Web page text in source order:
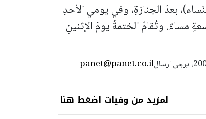
بعدَ الجنازةِ، وفي يومي الأحدِ
مساءً. وتُقامُ الختمةُ يومَ الإثنينِ
panet@panet.co.ilاستعمال المضامين بموجب بند 27 أ لقانون الحقوق الأدبية لسنة 2007، يرجى ارسال
لمزيد من وفيات اضغط هنا